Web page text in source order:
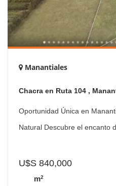
Manantiales
Chacra en Ruta 104 ,
Oportunidad Única en
Natural Descubre el encanto
U$S 840,000
m2